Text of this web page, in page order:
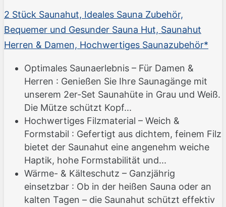
2 Stück Saunahut, Ideales Sauna Zubehör,
Bequemer und Gesunder Sauna Hut, Saunahut
Herren & Damen, Hochwertiges Saunazubehör*
Optimales Saunaerlebnis – Für Damen &
Herren : Genießen Sie Ihre Saunagänge mit
unserem 2er-Set Saunahüte in Grau und Weiß.
Die Mütze schützt Kopf...
Hochwertiges Filzmaterial – Weich &
Formstabil : Gefertigt aus dichtem, feinem Filz
bietet der Saunahut eine angenehm weiche
Haptik, hohe Formstabilität und...
Wärme- & Kälteschutz – Ganzjährig
einsetzbar : Ob in der heißen Sauna oder an
kalten Tagen – die Saunahut schützt effektiv